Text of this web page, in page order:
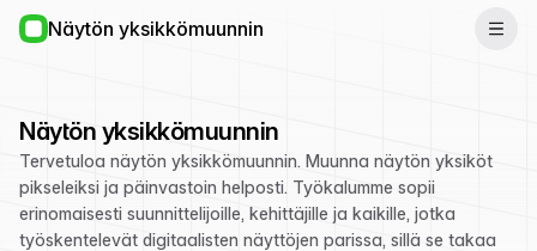
Näytön yksikkömuunnin
Näytön yksikkömuunnin
Tervetuloa näytön yksikkömuunnin. Muunna näytön yksiköt
pikseleiksi ja päinvastoin helposti. Työkalumme sopii
erinomaisesti suunnittelijoille, kehittäjille ja kaikille, jotka
työskentelevät digitaalisten näyttöjen parissa, sillä se takaa